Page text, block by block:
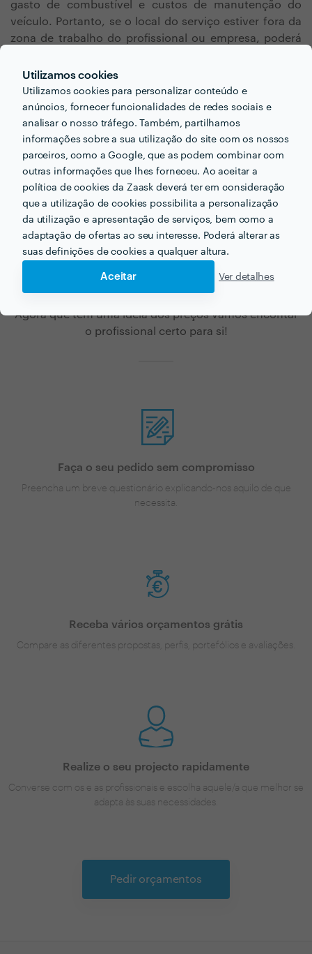
Utilizamos cookies
Utilizamos cookies para personalizar conteúdo e
anúncios, fornecer funcionalidades de redes sociais e
analisar o nosso tráfego. Também, partilhamos
informações sobre a sua utilização do site com os nossos
parceiros, como a Google, que as podem combinar com
outras informações que lhes forneceu. Ao aceitar a
política de cookies da Zaask deverá ter em consideração
que a utilização de cookies possibilita a personalização
da utilização e apresentação de serviços, bem como a
adaptação de ofertas ao seu interesse. Poderá alterar as
suas definições de cookies a qualquer altura.
Aceitar Ver detalhes
gasto de combustível e custos de manutenção do
veículo. Portanto, se o local do serviço estiver fora da
zona de trabalho do profissional ou empresa, poderá
Procura construir um
sistema de rega por
gotejamento para o seu
próximo projecto?
Agora que tem uma ideia dos preços vamos encontar
o profissional certo para si!
Faça o seu pedido sem compromisso
Preencha um breve questionário explicando-nos aquilo de que
necessita.
Receba vários orçamentos grátis
Compare as diferentes propostas, perfis, portefólios e avaliações.
Realize o seu projecto rapidamente
Converse com os e as profissionais e escolha aquele/a que melhor se
adapta às suas necessidades.
Pedir orçamentos